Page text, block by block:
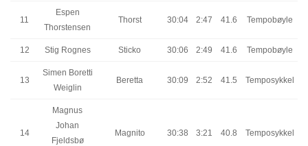
11
Espen
Thorstensen
Thorst 30:04 2:47 41.6 Tempobøyle
12 Stig Rognes Sticko 30:06 2:49 41.6 Tempobøyle
13
Simen Boretti
Weiglin
Beretta 30:09 2:52 41.5 Temposykkel
14
Magnus
Johan
Fjeldsbø
Magnito 30:38 3:21 40.8 Temposykkel